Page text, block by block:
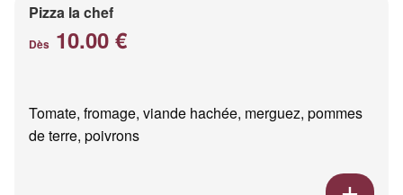
Pizza la chef
Dès 10.00 €
Tomate, fromage, viande hachée, merguez, pommes
de terre, poivrons